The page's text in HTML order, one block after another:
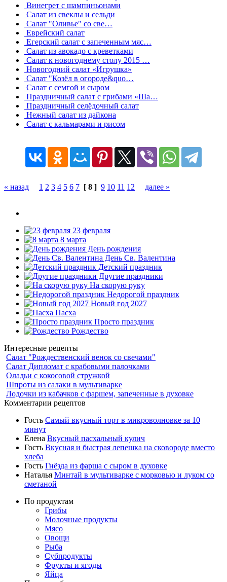
Винегрет с шампиньонами
Салат из свеклы и сельди
Салат "Оливье" со све…
Еврейский салат
Егерский салат с запеченным мяс…
Салат из авокадо с креветками
Салат к новогоднему столу 2015 …
Новогодний салат «Игрушка»
Салат "Козёл в огороде&quo…
Салат с семгой и сыром
Праздничный салат с грибами «Ша…
Праздничный селёдочный салат
Нежный салат из дайкона
Салат с кальмарами и рисом
« назад 1 2 3 4 5 6 7 [ 8 ] 9 10 11 12 далее »
23 февраля
8 марта
День рождения
День Св. Валентина
Детский праздник
Другие праздники
На скорую руку
Недорогой праздник
Новый год 2027
Пасха
Просто праздник
Рождество
Интересные рецепты
Салат "Рождественский венок со свечами"
Салат Дипломат с крабовыми палочками
Оладьи с кокосовой стружкой
Шпроты из салаки в мультиварке
Лодочки из кабачков с фаршем, запеченные в духовке
Комментарии рецептов
Гость Самый вкусный торт в микроволновке за 10
минут
Елена Вкусный пасхальный кулич
Гость Вкусная и быстрая лепешка на сковороде вместо
хлеба
Гость Гнёзда из фарша с сыром в духовке
Наталья Минтай в мультиварке с морковью и луком со
сметаной
По продуктам
Грибы
Молочные продукты
Мясо
Овощи
Рыба
Субпродукты
Фрукты и ягоды
Яйца